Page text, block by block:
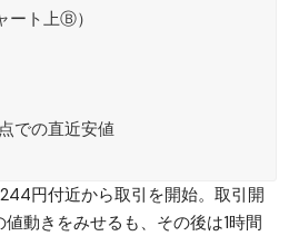
ート上Ⓑ）
での直近安値
円付近から取引を開始。取引開
動きをみせるも、その後は1時間